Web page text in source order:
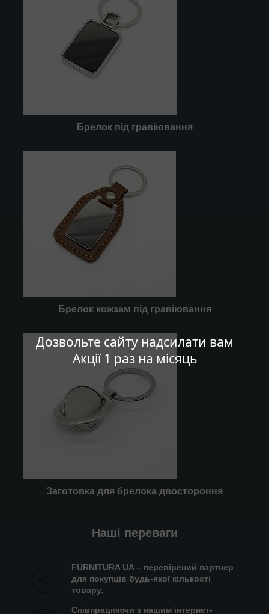
Дозвольте сайту надсилати вам
Акції 1 раз на місяць
Брелок під гравіювання
Брелок кожзам під гравіювання
Заготовка для брелока двостороння
Наші переваги
FURNITURA UA – перевірений партнер
для покупців будь-якої кількості
товару.
Співпрацюючи з нашим інтернет-